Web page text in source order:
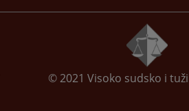
© 2021 Visoko sudsko i